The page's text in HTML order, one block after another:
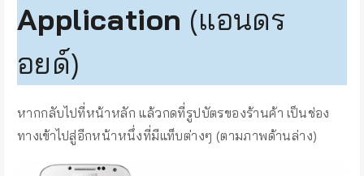
Application (แอนดร
อยด์)
หากกลับไปที่หน้าหลัก แล้วกดที่รูปบัตรของร้านค้า เป็นช่อง
ทางเข้าไปสู่อีกหน้าหนึ่งที่มีแท็บต่างๆ (ตามภาพด้านล่าง)